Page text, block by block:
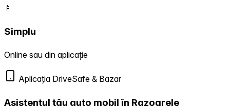
📱
Simplu
Online sau din aplicație
Aplicația DriveSafe & Bazar
Asistentul tău auto mobil în Razoarele